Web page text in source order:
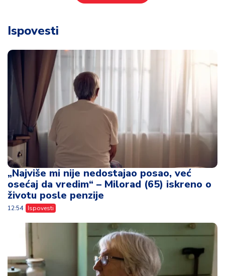
Ispovesti
„Najviše mi nije nedostajao posao, već
osećaj da vredim“ – Milorad (65) iskreno o
životu posle penzije
12:54 Ispovesti